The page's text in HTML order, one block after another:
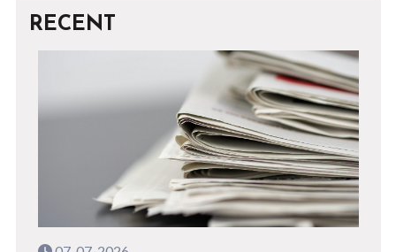
RECENT